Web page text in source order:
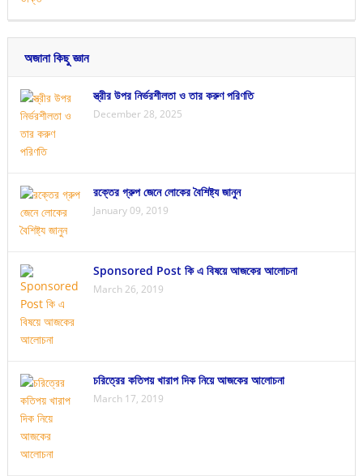
অজানা কিছু জ্ঞান
স্ত্রীর উপর নির্ভরশীলতা ও তার করুণ পরিণতি
December 28, 2025
রক্তের গ্রুপ জেনে লোকের বৈশিষ্ট্য জানুন
January 09, 2019
Sponsored Post কি এ বিষয়ে আজকের আলোচনা
March 26, 2019
চরিত্রের কতিপয় খারাপ দিক নিয়ে আজকের আলোচনা
March 17, 2019